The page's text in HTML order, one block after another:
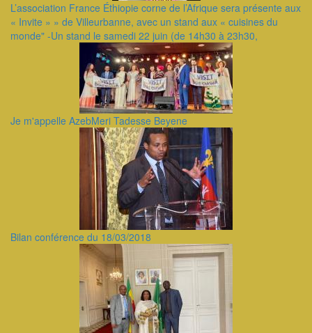
L’association France Éthiopie corne de l’Afrique sera présente aux
« Invite » » de Villeurbanne, avec un stand aux « cuisines du
monde" -Un stand le samedi 22 juin (de 14h30 à 23h30,
Je m'appelle AzebMeri Tadesse Beyene
Bilan conférence du 18/03/2018